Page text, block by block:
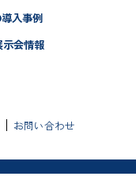
入事例
示会情報
お問い合わせ